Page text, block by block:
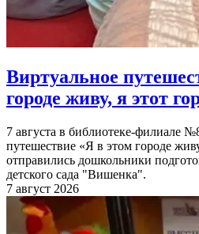
Виртуальное
городе живу, я этот
7 августа в библиотеке-филиале
путешествие «Я в этом городе
отправились дошкольники
детского сада "Вишенка".
7 август 2026